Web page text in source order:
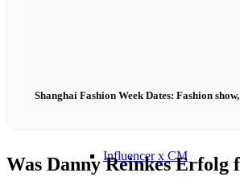
Influencer x CM
Shanghai Fashion Week Dates: Fashion
Was Danny Reinkes Erfolg